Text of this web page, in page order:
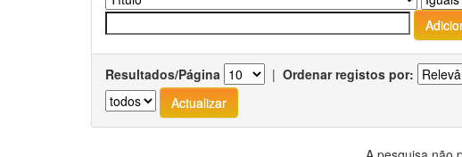
Resultados/Página | Ordenar registos por: